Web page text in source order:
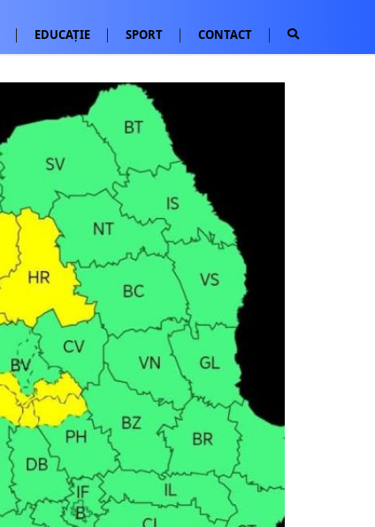
EDUCAȚIE SPORT CONTACT